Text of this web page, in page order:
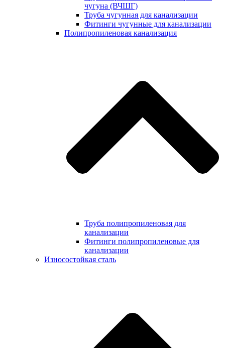
чугуна (ВЧШГ)
Труба чугунная для канализации
Фитинги чугунные для канализации
Полипропиленовая канализация
Труба полипропиленовая для
канализации
Фитинги полипропиленовые для
канализации
Износостойкая сталь